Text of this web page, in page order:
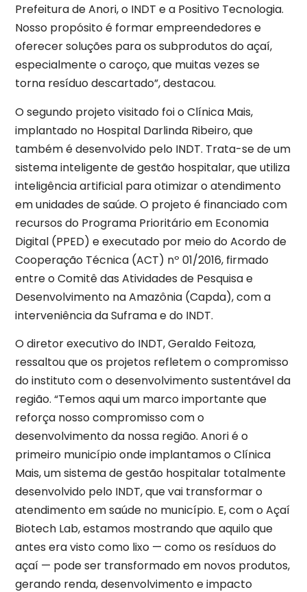
Prefeitura de Anori, o INDT e a Positivo Tecnologia.
Nosso propósito é formar empreendedores e
oferecer soluções para os subprodutos do açaí,
especialmente o caroço, que muitas vezes se
torna resíduo descartado”, destacou.
O segundo projeto visitado foi o Clínica Mais,
implantado no Hospital Darlinda Ribeiro, que
também é desenvolvido pelo INDT. Trata-se de um
sistema inteligente de gestão hospitalar, que utiliza
inteligência artificial para otimizar o atendimento
em unidades de saúde. O projeto é financiado com
recursos do Programa Prioritário em Economia
Digital (PPED) e executado por meio do Acordo de
Cooperação Técnica (ACT) nº 01/2016, firmado
entre o Comitê das Atividades de Pesquisa e
Desenvolvimento na Amazônia (Capda), com a
interveniência da Suframa e do INDT.
O diretor executivo do INDT, Geraldo Feitoza,
ressaltou que os projetos refletem o compromisso
do instituto com o desenvolvimento sustentável da
região. “Temos aqui um marco importante que
reforça nosso compromisso com o
desenvolvimento da nossa região. Anori é o
primeiro município onde implantamos o Clínica
Mais, um sistema de gestão hospitalar totalmente
desenvolvido pelo INDT, que vai transformar o
atendimento em saúde no município. E, com o Açaí
Biotech Lab, estamos mostrando que aquilo que
antes era visto como lixo — como os resíduos do
açaí — pode ser transformado em novos produtos,
gerando renda, desenvolvimento e impacto